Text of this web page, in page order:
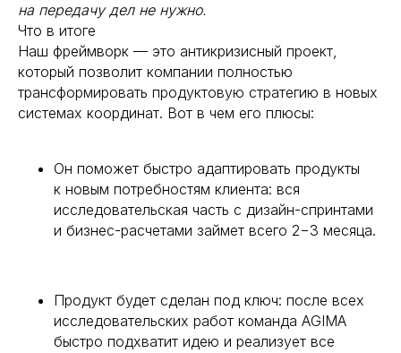
на передачу дел не нужно.
Что в итоге
Наш фреймворк — это антикризисный проект,
который позволит компании полностью
трансформировать продуктовую стратегию в новых
системах координат. Вот в чем его плюсы:
Он поможет быстро адаптировать продукты
к новым потребностям клиента: вся
исследовательская часть с дизайн-спринтами
и бизнес-расчетами займет всего 2−3 месяца.
Продукт будет сделан под ключ: после всех
исследовательских работ команда AGIMA
быстро подхватит идею и реализует все